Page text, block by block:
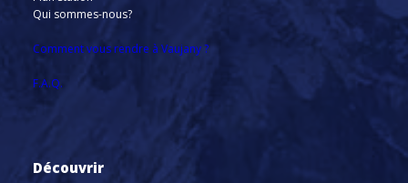
Qui sommes-nous?
Comment vous rendre à Vaujany ?
F.A.Q.
Découvrir